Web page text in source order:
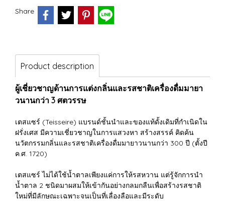
Share
Product description
ผู้เชี่ยวชาญด้านการแต่งกลิ่นและรสชาติเครื่องดื่มมายา
วนานกว่า 3 ศตวรรษ
เตสแซร์ (Teisseire) แบรนด์ชั้นนำและของแท้ดั้งเดิมที่กำเนิดใน
ฝรั่งเศส มีความเชี่ยวชาญในการแสวงหา สร้างสรรค์ คิดค้น
นวัตกรรมกลิ่นและรสชาติเครื่องดื่มมายาวนานกว่า 300 ปี (ตั้งปี
ค.ศ. 1720)
เตสแซร์ ไม่ได้ใช้น้ำตาลเพียงแค่การให้รสหวาน แต่รู้จักการนำ
น้ำตาล 2 ชนิดมาผสมให้เข้ากันอย่างกลมกลืนเพื่อสร้างรสชาติ
ใหม่ที่มีลักษณะเฉพาะจนเป็นที่เลื่องลือและมีระดับ